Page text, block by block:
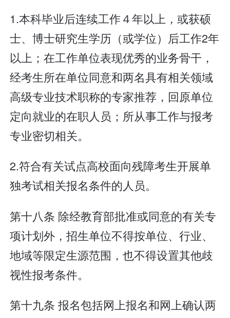
1.本科毕业后连续工作４年以上，或获硕
士、博士研究生学历（或学位）后工作2年
以上；在工作单位表现优秀的业务骨干，
经考生所在单位同意和两名具有相关领域
高级专业技术职称的专家推荐，回原单位
定向就业的在职人员；所从事工作与报考
专业密切相关。
2.符合有关试点高校面向残障考生开展单
独考试相关报名条件的人员。
第十八条 除经教育部批准或同意的有关专
项计划外，招生单位不得按单位、行业、
地域等限定生源范围，也不得设置其他歧
视性报考条件。
第十九条 报名包括网上报名和网上确认两